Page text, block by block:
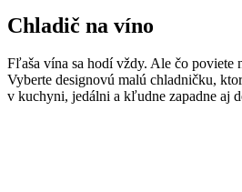
Chladič na víno
Fľaša vína sa hodí vždy. Ale čo poviete
Vyberte designovú malú chladničku,
v kuchyni, jedálni a kľudne zapadne aj